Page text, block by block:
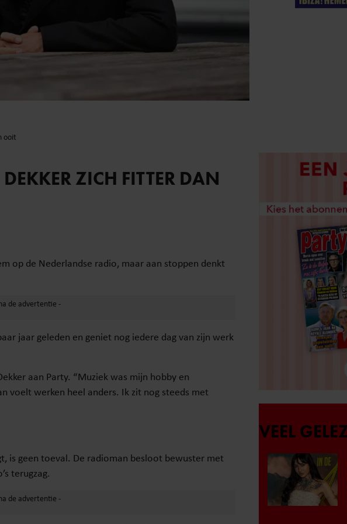
ooit
ZICH FITTER DAN
op de Nederlandse radio, maar aan stoppen denkt
jaar geleden en geniet nog iedere dag van zijn werk
aan Party. “Muziek was mijn hobby en
voelt werken heel anders. Ik zit nog steeds met
is geen toeval. De radioman besloot bewuster met
terugzag.